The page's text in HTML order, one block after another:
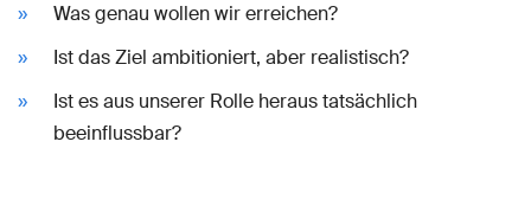
Was genau wollen wir erreichen?
Ist das Ziel ambitioniert, aber realistisch?
Ist es aus unserer Rolle heraus tatsächlich
beeinflussbar?